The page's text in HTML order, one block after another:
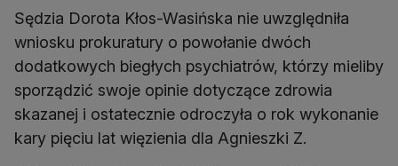
Sędzia Dorota Kłos-Wasińska nie uwzględniła
wniosku prokuratury o powołanie dwóch
dodatkowych biegłych psychiatrów, którzy mieliby
sporządzić swoje opinie dotyczące zdrowia
skazanej i ostatecznie odroczyła o rok wykonanie
kary pięciu lat więzienia dla Agnieszki Z.